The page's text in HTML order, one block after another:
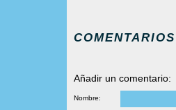
COMENTARIOS
Añadir un comentario:
Nombre: